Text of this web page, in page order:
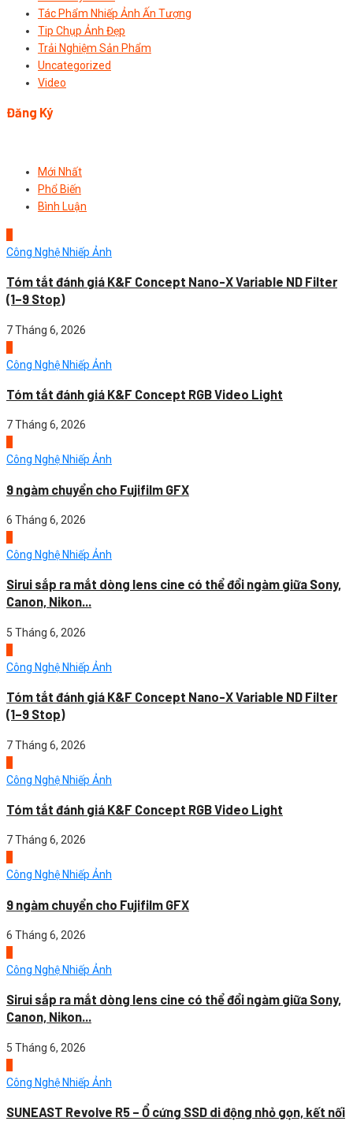
Tác Phẩm Nhiếp Ảnh Ấn Tượng
Tip Chụp Ảnh Đẹp
Trải Nghiệm Sản Phẩm
Uncategorized
Video
Đăng Ký
Mới Nhất
Phổ Biến
Bình Luận
Công Nghệ Nhiếp Ảnh
Tóm tắt đánh giá K&F Concept Nano-X Variable ND Filter
(1–9 Stop)
7 Tháng 6, 2026
Công Nghệ Nhiếp Ảnh
Tóm tắt đánh giá K&F Concept RGB Video Light
7 Tháng 6, 2026
Công Nghệ Nhiếp Ảnh
9 ngàm chuyển cho Fujifilm GFX
6 Tháng 6, 2026
Công Nghệ Nhiếp Ảnh
Sirui sắp ra mắt dòng lens cine có thể đổi ngàm giữa Sony,
Canon, Nikon...
5 Tháng 6, 2026
Công Nghệ Nhiếp Ảnh
Tóm tắt đánh giá K&F Concept Nano-X Variable ND Filter
(1–9 Stop)
7 Tháng 6, 2026
Công Nghệ Nhiếp Ảnh
Tóm tắt đánh giá K&F Concept RGB Video Light
7 Tháng 6, 2026
Công Nghệ Nhiếp Ảnh
9 ngàm chuyển cho Fujifilm GFX
6 Tháng 6, 2026
Công Nghệ Nhiếp Ảnh
Sirui sắp ra mắt dòng lens cine có thể đổi ngàm giữa Sony,
Canon, Nikon...
5 Tháng 6, 2026
Công Nghệ Nhiếp Ảnh
SUNEAST Revolve R5 – Ổ cứng SSD di động nhỏ gọn, kết nối